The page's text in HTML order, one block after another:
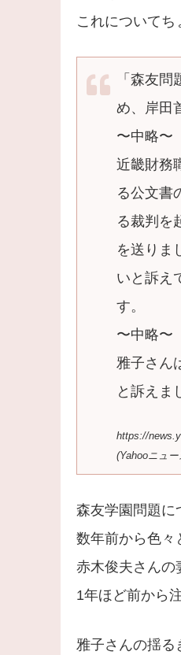
これについてち
「森友
め、岸田
〜中略〜
近畿財務
る公文書
る裁判を
を送りま
いと訴え
す。
〜中略〜
雅子さん
と訴えま
https://
(Yahooニュー
森友学園問題に
数年前から色々
赤木俊夫さんの
1年ほど前から
雅子さんの揺る